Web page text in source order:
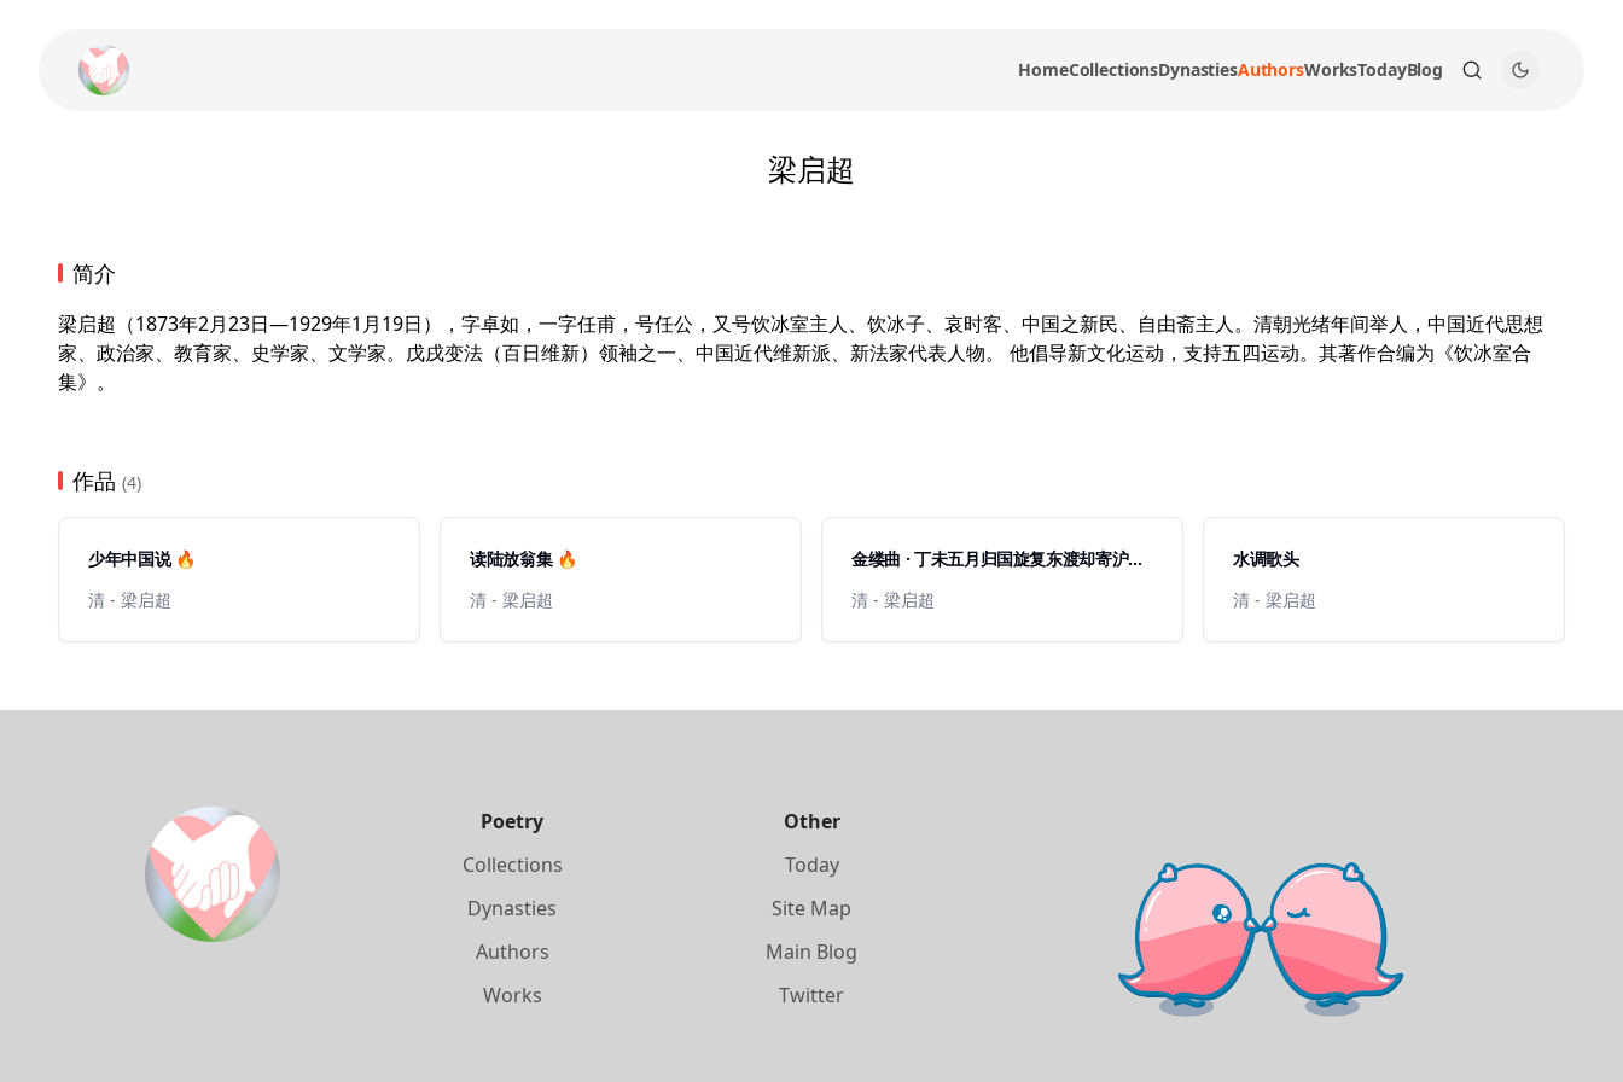
HomeCollectionsDynastiesAuthorsWorksTodayBlog
梁启超
简介
梁启超（1873年2月23日—1929年1月19日），字卓如，一字任甫，号任公，又号饮冰室主人、饮冰子、哀时客、中国之新民、自由斋主人。清朝光绪年间举人，中国近代思想
家、政治家、教育家、史学家、文学家。戊戌变法（百日维新）领袖之一、中国近代维新派、新法家代表人物。 他倡导新文化运动，支持五四运动。其著作合编为《饮冰室合
集》。
作品 (4)
少年中国说 🔥
清 - 梁启超
读陆放翁集 🔥
清 - 梁启超
金缕曲 · 丁未五月归国旋复东渡却寄沪上
清 - 梁启超
水调歌头
清 - 梁启超
Poetry
Collections
Dynasties
Authors
Works
Other
Today
Site Map
Main Blog
Twitter